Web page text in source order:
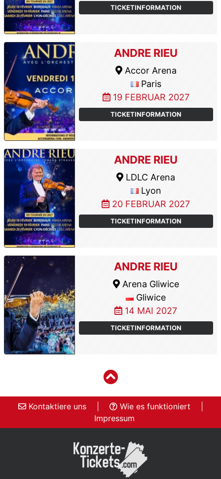
TICKETINFORMATION
ANDRE RIEU
Accor Arena
Paris
19 FEBRUAR 2027
TICKETINFORMATION
ANDRE RIEU
LDLC Arena
Lyon
20 FEBRUAR 2027
TICKETINFORMATION
ANDRE RIEU
Arena Gliwice
Gliwice
14 MAI 2027
TICKETINFORMATION
Kontaktiere uns Wie es funktioniert
Impressum